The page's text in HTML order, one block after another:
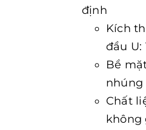
định
Kích
đầu U:
Bề
nhúng
Chất
không